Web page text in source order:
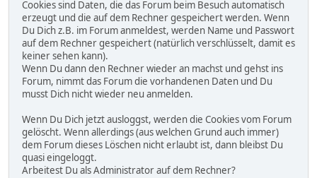
Cookies sind Daten, die das Forum beim Besuch automatisch
erzeugt und die auf dem Rechner gespeichert werden. Wenn
Du Dich z.B. im Forum anmeldest, werden Name und Passwort
auf dem Rechner gespeichert (natürlich verschlüsselt, damit es
keiner sehen kann).
Wenn Du dann den Rechner wieder an machst und gehst ins
Forum, nimmt das Forum die vorhandenen Daten und Du
musst Dich nicht wieder neu anmelden.
Wenn Du Dich jetzt ausloggst, werden die Cookies vom Forum
gelöscht. Wenn allerdings (aus welchen Grund auch immer)
dem Forum dieses Löschen nicht erlaubt ist, dann bleibst Du
quasi eingeloggt.
Arbeitest Du als Administrator auf dem Rechner?